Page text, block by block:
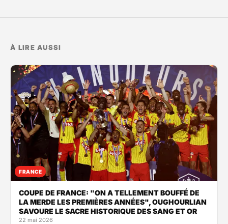
À LIRE AUSSI
FRANCE
COUPE DE FRANCE: "ON A TELLEMENT BOUFFÉ DE
LA MERDE LES PREMIÈRES ANNÉES", OUGHOURLIAN
SAVOURE LE SACRE HISTORIQUE DES SANG ET OR
22 mai 2026